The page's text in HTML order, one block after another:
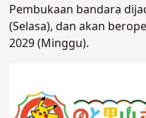
Pembukaan bandara
(Selasa), dan akan
2029 (Minggu).